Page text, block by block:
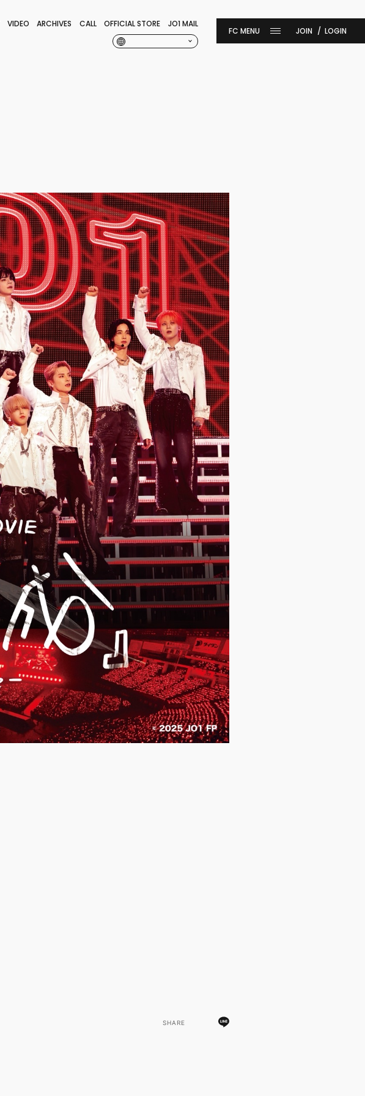
VIDEO ARCHIVES CALL OFFICIAL STORE JO1 MAIL
JOIN LOGIN
SHARE